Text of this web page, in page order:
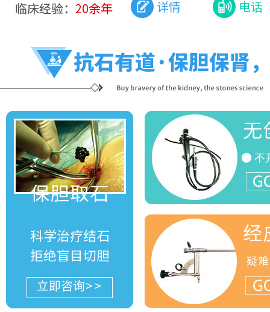
详情 电话
保胆取石
科学治疗结石
拒绝盲目切胆
立即咨询>>
无
● 不
经
疑